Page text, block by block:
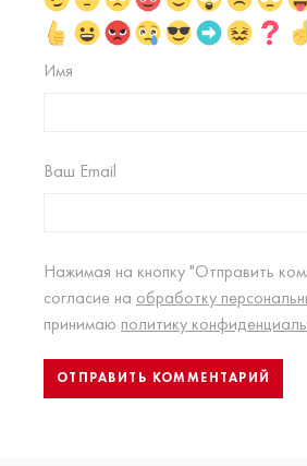
Имя
Ваш Email
Нажимая на кнопку "Отправить
согласие на обработку
принимаю политику